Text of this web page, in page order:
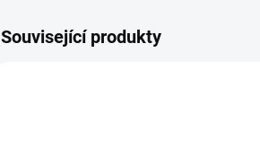
Související produkty